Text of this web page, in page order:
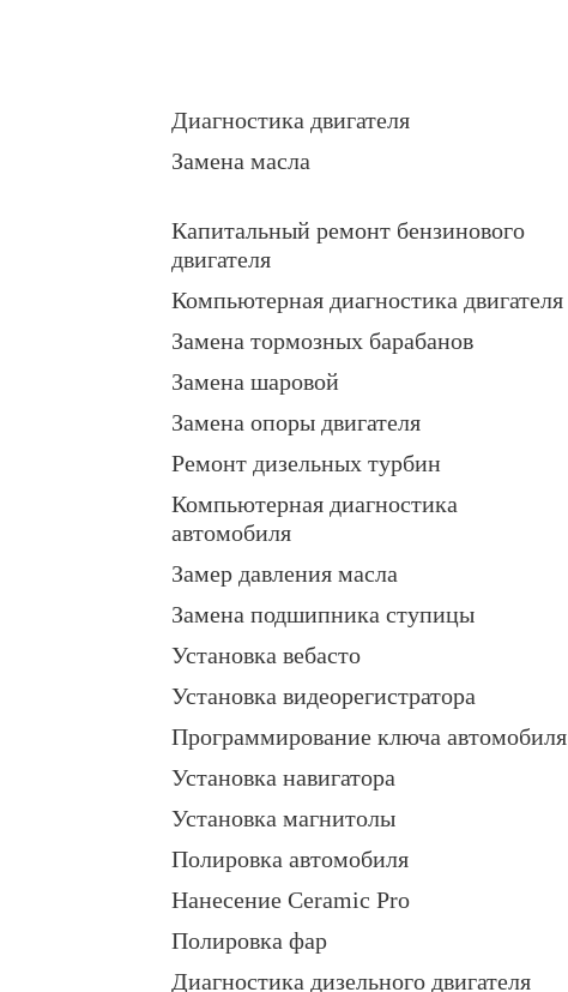
Диагностика двигателя
Замена масла
Капитальный ремонт бензинового
двигателя
Компьютерная диагностика двигателя
Замена тормозных барабанов
Замена шаровой
Замена опоры двигателя
Ремонт дизельных турбин
Компьютерная диагностика
автомобиля
Замер давления масла
Замена подшипника ступицы
Установка вебасто
Установка видеорегистратора
Программирование ключа автомобиля
Установка навигатора
Установка магнитолы
Полировка автомобиля
Нанесение Ceramic Pro
Полировка фар
Диагностика дизельного двигателя